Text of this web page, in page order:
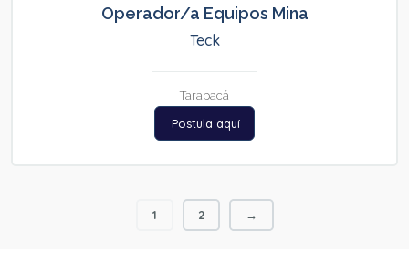
Operador/a Equipos Mina
Teck
Tarapacá
Postula aquí
1 2 →